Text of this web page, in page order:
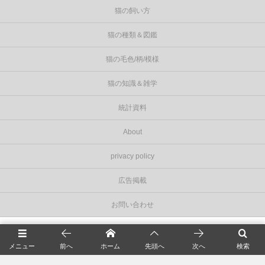
猫の飼い方
猫の種類＆図鑑
猫の毛色/柄/模様
猫の知識＆雑学
統計資料
About
privacy policy
広告掲載
お問い合わせ
Cat Press（キャットプレス）
メニュー 検索
前へ ホーム 先頭へ 次へ